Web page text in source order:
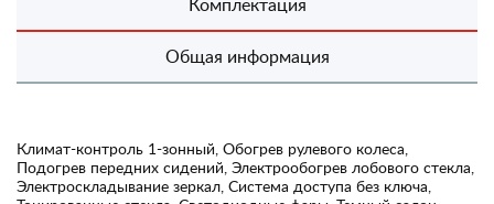
Общая информация
Климат-контроль 1-зонный, Обогрев рулевого колеса,
Подогрев передних сидений, Электрообогрев лобового стекла,
Электроскладывание зеркал, Система доступа без ключа,